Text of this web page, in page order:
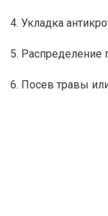
4. Укладка
5. Распределение
6. Посев травы